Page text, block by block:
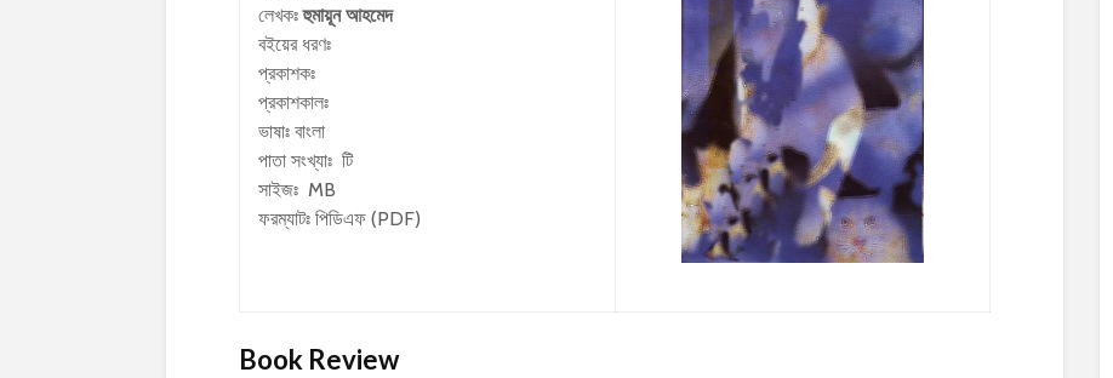
লেখকঃহুমায়ূন আহমেদ
বইয়ের ধরণঃ
প্রকাশকঃ
প্রকাশকালঃ
ভাষাঃ বাংলা
পাতা সংখ্যাঃ টি
সাইজঃ MB
ফরম্যাটঃ পিডিএফ (PDF)
Book Review